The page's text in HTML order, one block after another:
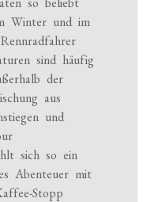
Winter und im
sind häufig
der
aus
und
sich so ein
Abenteuer mit
Stopp